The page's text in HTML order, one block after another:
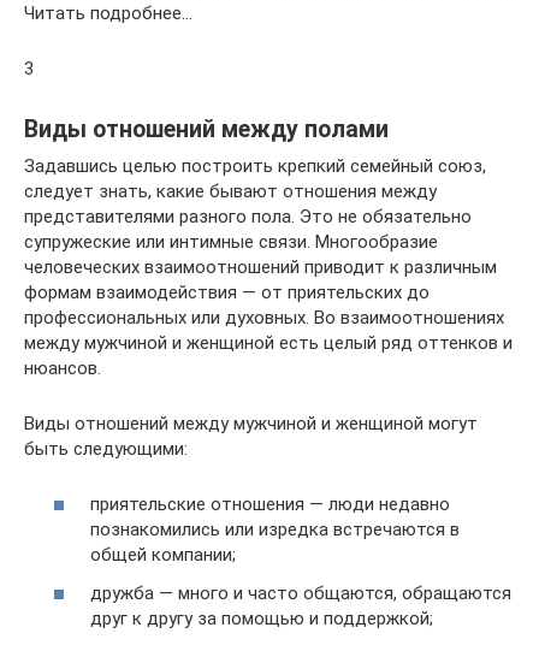
Читать подробнее…
3
Виды отношений между полами
Задавшись целью построить крепкий семейный союз,
следует знать, какие бывают отношения между
представителями разного пола. Это не обязательно
супружеские или интимные связи. Многообразие
человеческих взаимоотношений приводит к различным
формам взаимодействия — от приятельских до
профессиональных или духовных. Во взаимоотношениях
между мужчиной и женщиной есть целый ряд оттенков и
нюансов.
Виды отношений между мужчиной и женщиной могут
быть следующими:
приятельские отношения — люди недавно
познакомились или изредка встречаются в
общей компании;
дружба — много и часто общаются, обращаются
друг к другу за помощью и поддержкой;